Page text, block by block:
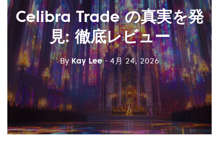
Celibra Trade の真実を発
見: 徹底レビュー
By Kay Lee - 4月 24, 2026